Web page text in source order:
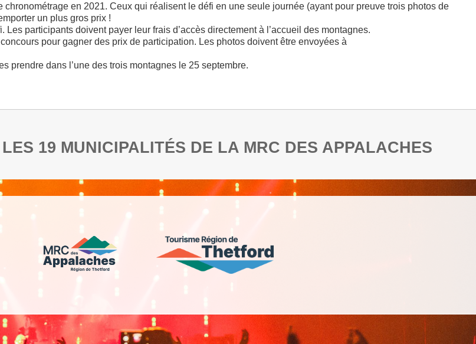
en 2021. Ceux qui réalisent le défi en une seule journée (ayant pour preuve trois photos de
un plus gros prix !
participants doivent payer leur frais d’accès directement à l’accueil des montagnes.
pour gagner des prix de participation. Les photos doivent être envoyées à
prendre dans l’une des trois montagnes le 25 septembre.
19 MUNICIPALITÉS DE LA MRC DES APPALACHES